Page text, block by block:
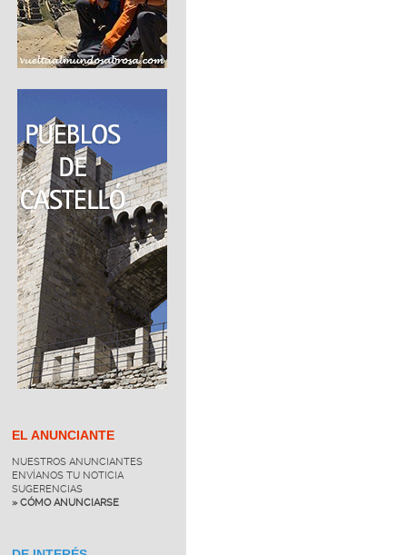
EL ANUNCIANTE
NUESTROS ANUNCIANTES
ENVÍANOS TU NOTICIA
SUGERENCIAS
» CÓMO ANUNCIARSE